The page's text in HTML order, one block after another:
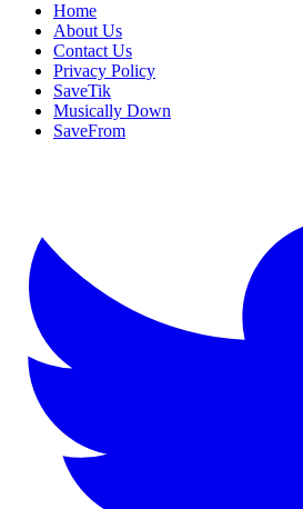
Home
About Us
Contact Us
Privacy Policy
SaveTik
Musically Down
SaveFrom